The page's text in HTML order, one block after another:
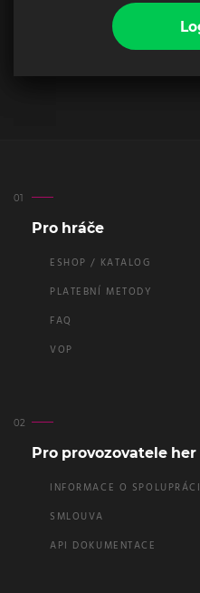
Pro hráče
ESHOP / KATALOG
PLATEBNÍ METODY
FAQ
VOP
Pro provozovatele her
INFORMACE O SPOLUPRÁCI
SMLOUVA
API DOKUMENTACE